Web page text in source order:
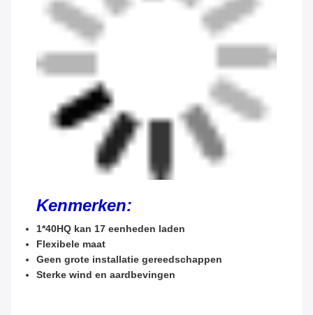
Kenmerken:
1*40HQ kan 17 eenheden laden
Flexibele maat
Geen grote installatie gereedschappen
Sterke wind en aardbevingen